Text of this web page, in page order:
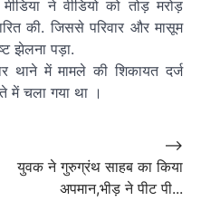
ने वीडियो को तोड़ मरोड़
की. जिससे परिवार और मासूम
झेलना पड़ा.
थाने में मामले की शिकायत दर्ज
में चला गया था ।
युवक ने गुरुग्रंथ साहब का किया
अपमान,भीड़ ने पीट पी...
⟶